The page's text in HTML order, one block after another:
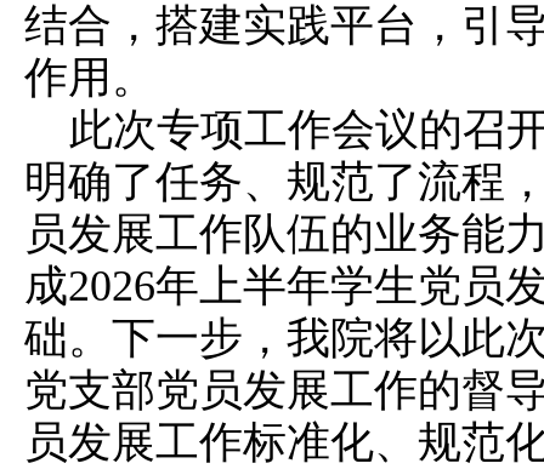
结合，搭建实践平台，引
作用。
此次专项工作会议的召
明确了任务、规范了流程
员发展工作队伍的业务能
成2026年上半年学生党员
础。下一步，我院将以此
党支部党员发展工作的督
员发展工作标准化、规范